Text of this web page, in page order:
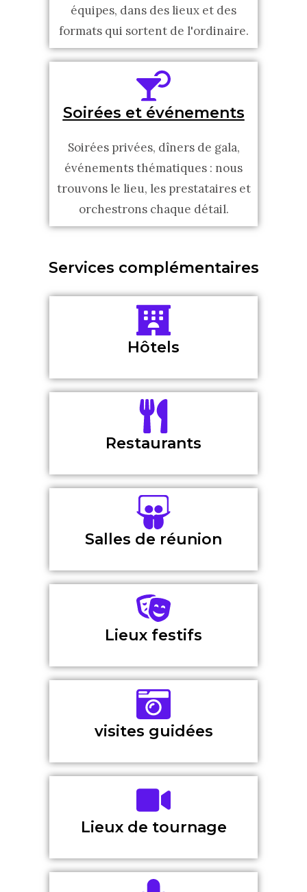
équipes, dans des lieux et des
formats qui sortent de l'ordinaire.
Soirées et événements
Soirées privées, dîners de gala,
événements thématiques : nous
trouvons le lieu, les prestataires et
orchestrons chaque détail.
Services complémentaires
Hôtels
Restaurants
Salles de réunion
Lieux festifs
visites guidées
Lieux de tournage